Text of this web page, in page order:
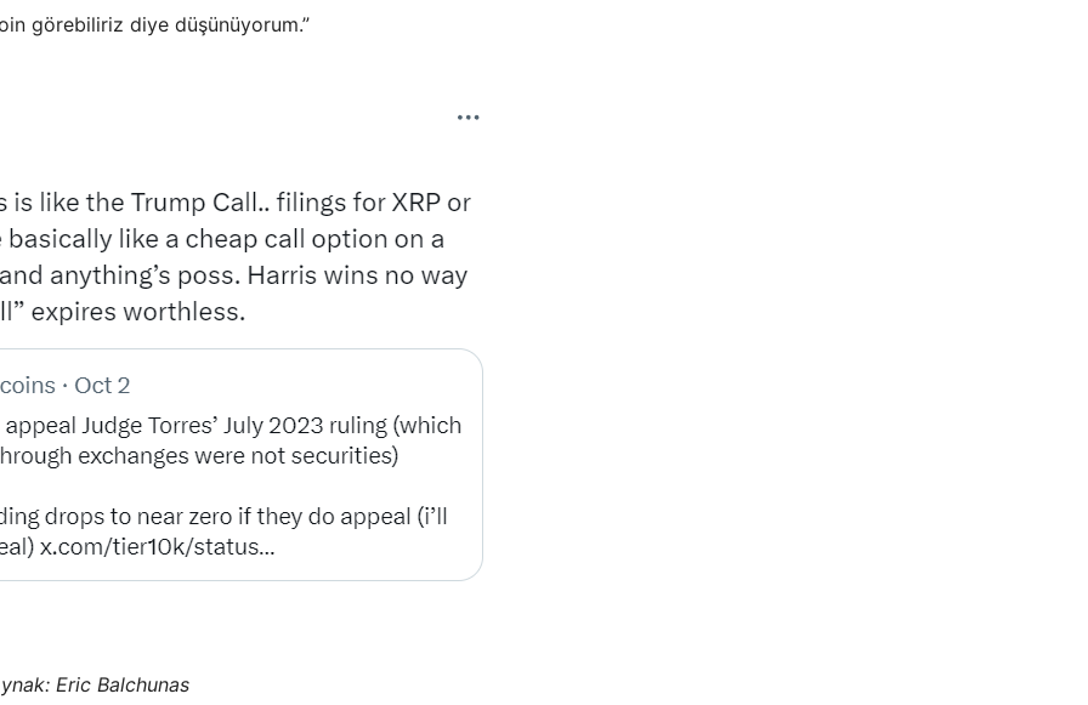
görebiliriz diye düşünüyorum.”
Eric Balchunas